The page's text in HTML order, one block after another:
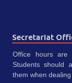
Secretariat
Office hours are
Students should
them when